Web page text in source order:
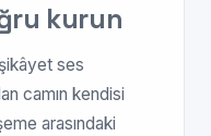
kurun
ses
camın kendisi
arasındaki